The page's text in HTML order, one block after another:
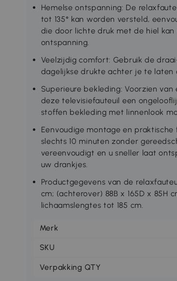
Hemelse ontspanning: De
tot 135° kan worden versteld,
die door lichte druk met de hiel
ontspanning.
Veelzijdig comfort: Gebruik de
dagelijkse drukte achter je te laten
Superieure bekleding: Voorzien
deze televisiefauteuil een
stoffen bekleding met linnenlook
Eenvoudige montage en
slechts 10 minuten zonder
vereenvoudigt en u sneller laat
uw drankjes.
Productgegevens van de
cm; (achterover) 88B x 165D x 85H
lichaamslengtes tot 185 cm.
Merk
SKU
Verpakking QTY